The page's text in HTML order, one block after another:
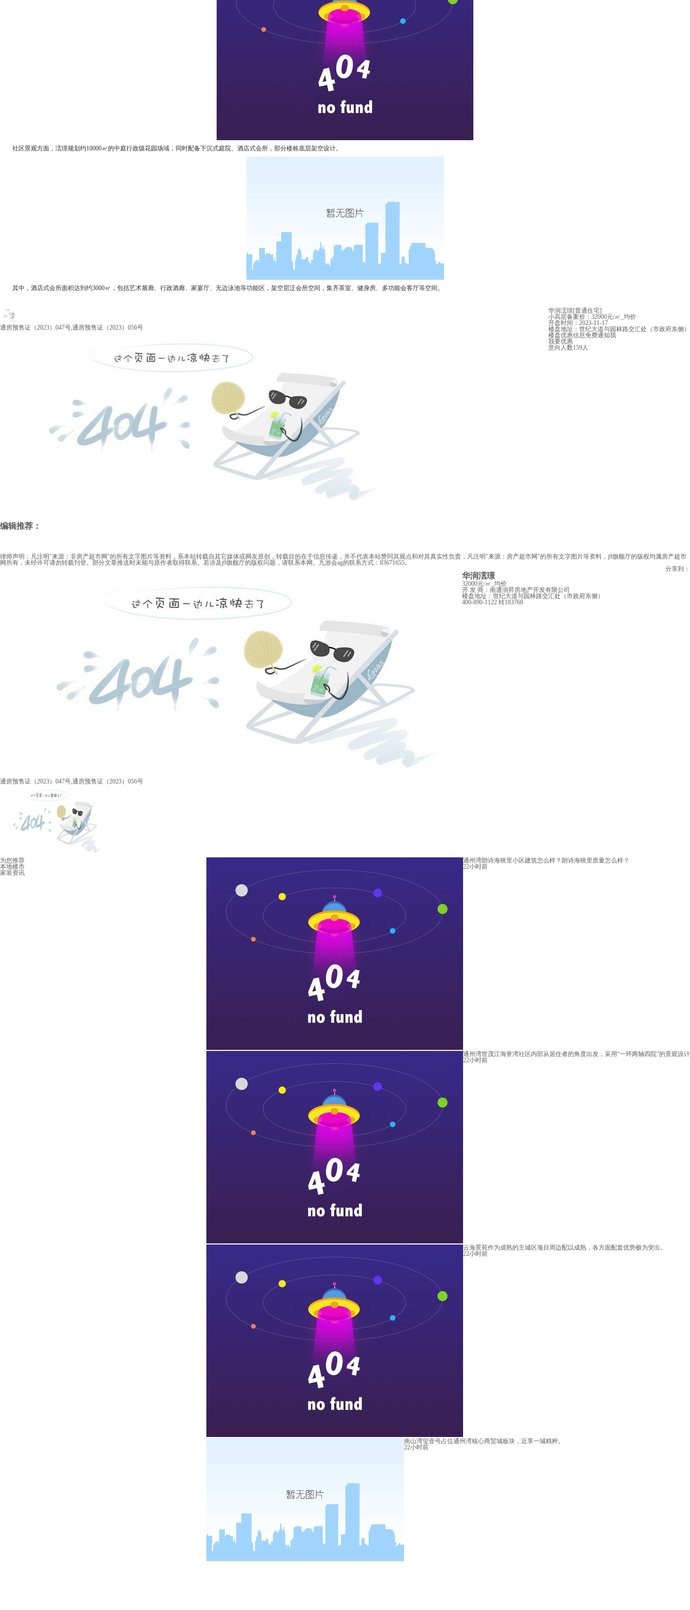
社区景观方面，澐璟规划约10000㎡的中庭行政级花园场域，同时配备下沉式庭院、酒店式会所，部分楼栋底层架空设计。
其中，酒店式会所面积达到约3000㎡，包括艺术展廊、行政酒廊、家宴厅、无边泳池等功能区，架空层泛会所空间，集齐茶室、健身房、多功能会客厅等空间。
通房预售证（2023）047号,通房预售证（2023）056号
华润澐璟[普通住宅]
小高层备案价： 32000元/㎡ _均价
开盘时间：2023-11-17
楼盘地址：世纪大道与园林路交汇处（市政府东侧）
楼盘优惠信息免费通知我
我要优惠
意向人数159人
编辑推荐：
律师声明：凡注明"来源：非房产超市网"的所有文字图片等资料，系本站转载自其它媒体或网友原创，转载目的在于信息传递，并不代表本站赞同其观点和对其真实性负责，凡注明"来源：房产超市网"的所有文字图片等资料，j9旗舰厅的版权均属房产超市
网所有，未经许可请勿转载刊登。部分文章推送时未能与原作者取得联系。若涉及j9旗舰厅的版权问题，请联系本网。九游会ag的联系方式：83671655。
分享到：
通房预售证（2023）047号,通房预售证（2023）056号
华润澐璟
32000元/㎡ _均价
开 发 商：南通润昇房地产开发有限公司
楼盘地址：世纪大道与园林路交汇处（市政府东侧）
400-890-1122 转183768
为您推荐
本地楼市
家装资讯
通州湾朗诗海映里小区建筑怎么样？朗诗海映里质量怎么样？
22小时前
通州湾世茂江海誉湾社区内部从居住者的角度出发，采用“一环两轴四院”的景观设计
22小时前
云海景苑作为成熟的主城区项目周边配以成熟，各方面配套优势极为突出。
22小时前
南山湾玺壹号占位通州湾核心商贸城板块，近享一城精粹。
22小时前